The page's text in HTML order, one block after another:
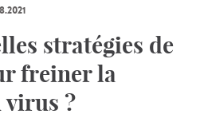
stratégies de
freiner la
?